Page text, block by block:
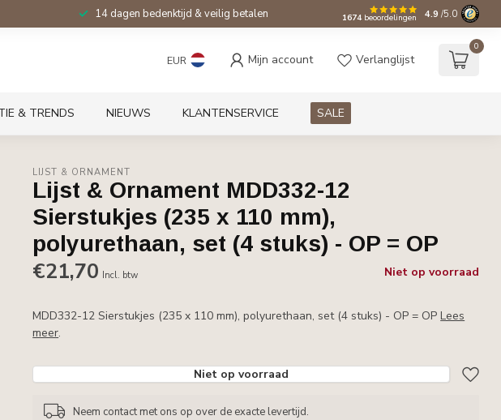
14 dagen bedenktijd & veilig betalen 1674beoordelingen 4.9 /5.0
EUR Mijn account Verlanglijst
0
& TRENDS NIEUWS KLANTENSERVICE SALE
LIJST & ORNAMENT
Lijst & Ornament MDD332-12
Sierstukjes (235 x 110 mm),
polyurethaan, set (4 stuks) - OP = OP
€21,70 Incl. btw Niet op voorraad
MDD332-12 Sierstukjes (235 x 110 mm), polyurethaan, set (4 stuks) - OP = OPLees
meer.
Niet op voorraad
Neem contact met ons op over de exacte levertijd.